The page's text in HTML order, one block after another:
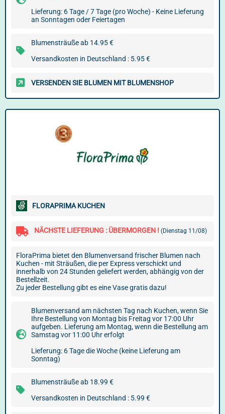
Lieferung: 6 Tage / 7 Tage (pro Woche) - Keine Lieferung
an Sonntagen oder Feiertagen
Blumensträuße ab 14.95 €
Versandkosten in Deutschland : 5.95 €
VERSENDEN SIE BLUMEN MIT BLUMENSHOP
FLORAPRIMA KUCHEN
NÄCHSTE LIEFERUNG : ÜBERMORGEN ! (Dienstag 11/08)
FloraPrima bietet den Blumenversand frischer Blumen nach
Kuchen - mit Sträußen, die per Express verschickt und
innerhalb von 24 Stunden geliefert werden, abhängig von der
Bestellzeit.
Zu jeder Bestellung gibt es eine Vase gratis dazu!
Blumenversand am nächsten Tag nach Kuchen, wenn Sie
Ihre Bestellung von Montag bis Freitag vor 17:00 Uhr
aufgeben. Lieferung am Montag, wenn die Bestellung am
Samstag vor 11:00 Uhr erfolgt
Lieferung: 6 Tage die Woche (keine Lieferung am
Sonntag)
Blumensträuße ab 18.99 €
Versandkosten in Deutschland : 5.99 €